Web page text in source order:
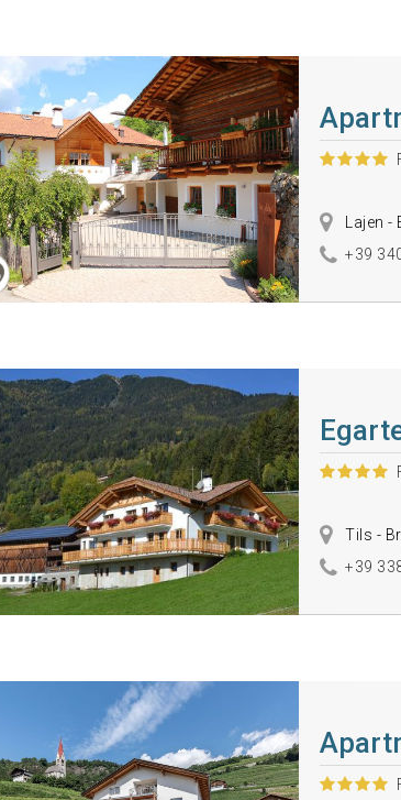
Lajen
+39
Tils -
+39